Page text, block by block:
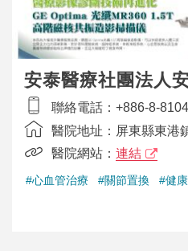
安泰醫療社團法人
聯絡電話： +886-8-
醫院地址： 屏東縣東港
醫院網站： 連結
#心血管治療 #關節置換 #健